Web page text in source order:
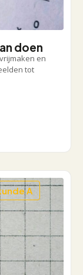
doen
en
tot
A